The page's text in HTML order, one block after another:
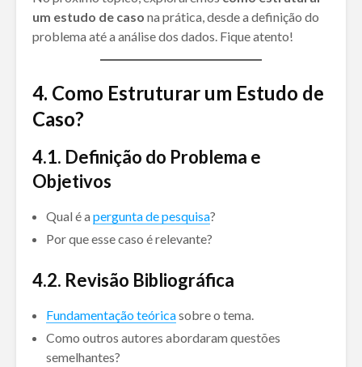
um estudo de caso na prática, desde a definição do
problema até a análise dos dados. Fique atento!
4. Como Estruturar um Estudo de
Caso?
4.1. Definição do Problema e
Objetivos
Qual é a pergunta de pesquisa?
Por que esse caso é relevante?
4.2. Revisão Bibliográfica
Fundamentação teóricasobre o tema.
Como outros autores abordaram questões
semelhantes?